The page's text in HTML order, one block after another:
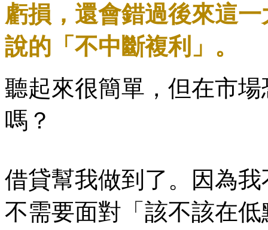
虧損，還會錯過後來這
說的「不中斷複利」。
聽起來很簡單，但在市
嗎？
借貸幫我做到了。因為
不需要面對「該不該在